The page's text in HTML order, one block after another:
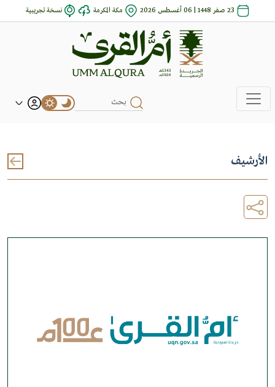
23 صفر 1448 | 06 أغسطس 2026 مكة المكرمة نسخة تجريبية
الأرشيف